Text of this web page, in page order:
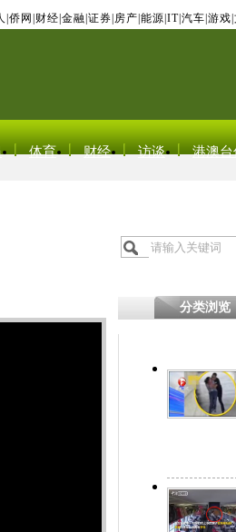
侨网 财经 金融 证券 房产 能源 IT| 汽车 游戏
体育 财经 访谈 港澳台
分类浏览